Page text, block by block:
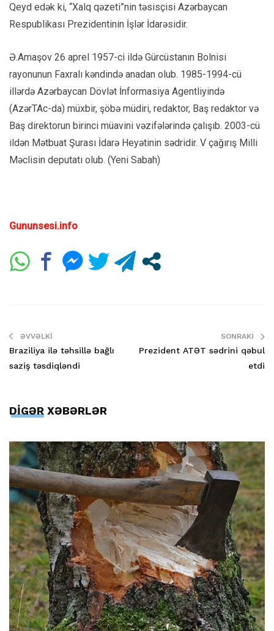
Qeyd edək ki, “Xalq qəzeti”nin təsisçisi Azərbaycan
Respublikası Prezidentinin İşlər İdarəsidir.
Ə.Amaşov 26 aprel 1957-ci ildə Gürcüstanın Bolnisi
rayonunun Faxralı kəndində anadan olub. 1985-1994-cü
illərdə Azərbaycan Dövlət İnformasiya Agentliyində
(AzərTAc-da) müxbir, şöbə müdiri, redaktor, Baş redaktor və
Baş direktorun birinci müavini vəzifələrində çalışıb. 2003-cü
ildən Mətbuat Şurası İdarə Heyətinin sədridir. V çağırış Milli
Məclisin deputatı olub. (Yeni Sabah)
Gununsesi.info
ƏVVƏLKI
Braziliya ilə təhsillə bağlı
saziş təsdiqləndi
SONRAKI
Prezident ATƏT sədrini qəbul
etdi
DİGƏR XƏBƏRLƏR